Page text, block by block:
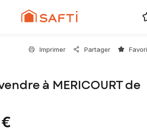
Imprimer Partager
à MERICOURT de